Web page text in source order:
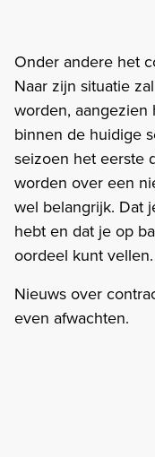
Onder andere het
Naar zijn situatie
worden,
binnen de huidige
seizoen het eerste
worden over een
wel belangrijk. Dat
hebt en dat je op
oordeel kunt
Nieuws over
even afwachten.